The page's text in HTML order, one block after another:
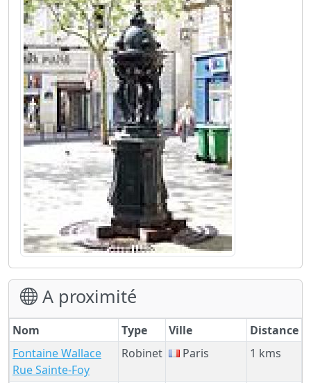
A proximité
Nom Type Ville
Distance
Fontaine Wallace
Rue Sainte-Foy
Robinet Paris 1 kms